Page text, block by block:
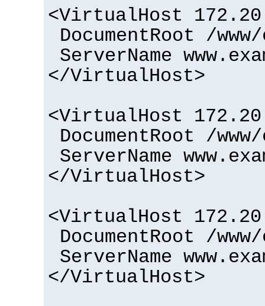
<VirtualHost
DocumentRoot /
ServerName
</VirtualHost>
<VirtualHost
DocumentRoot /
ServerName
</VirtualHost>
<VirtualHost
DocumentRoot /
ServerName
</VirtualHost>